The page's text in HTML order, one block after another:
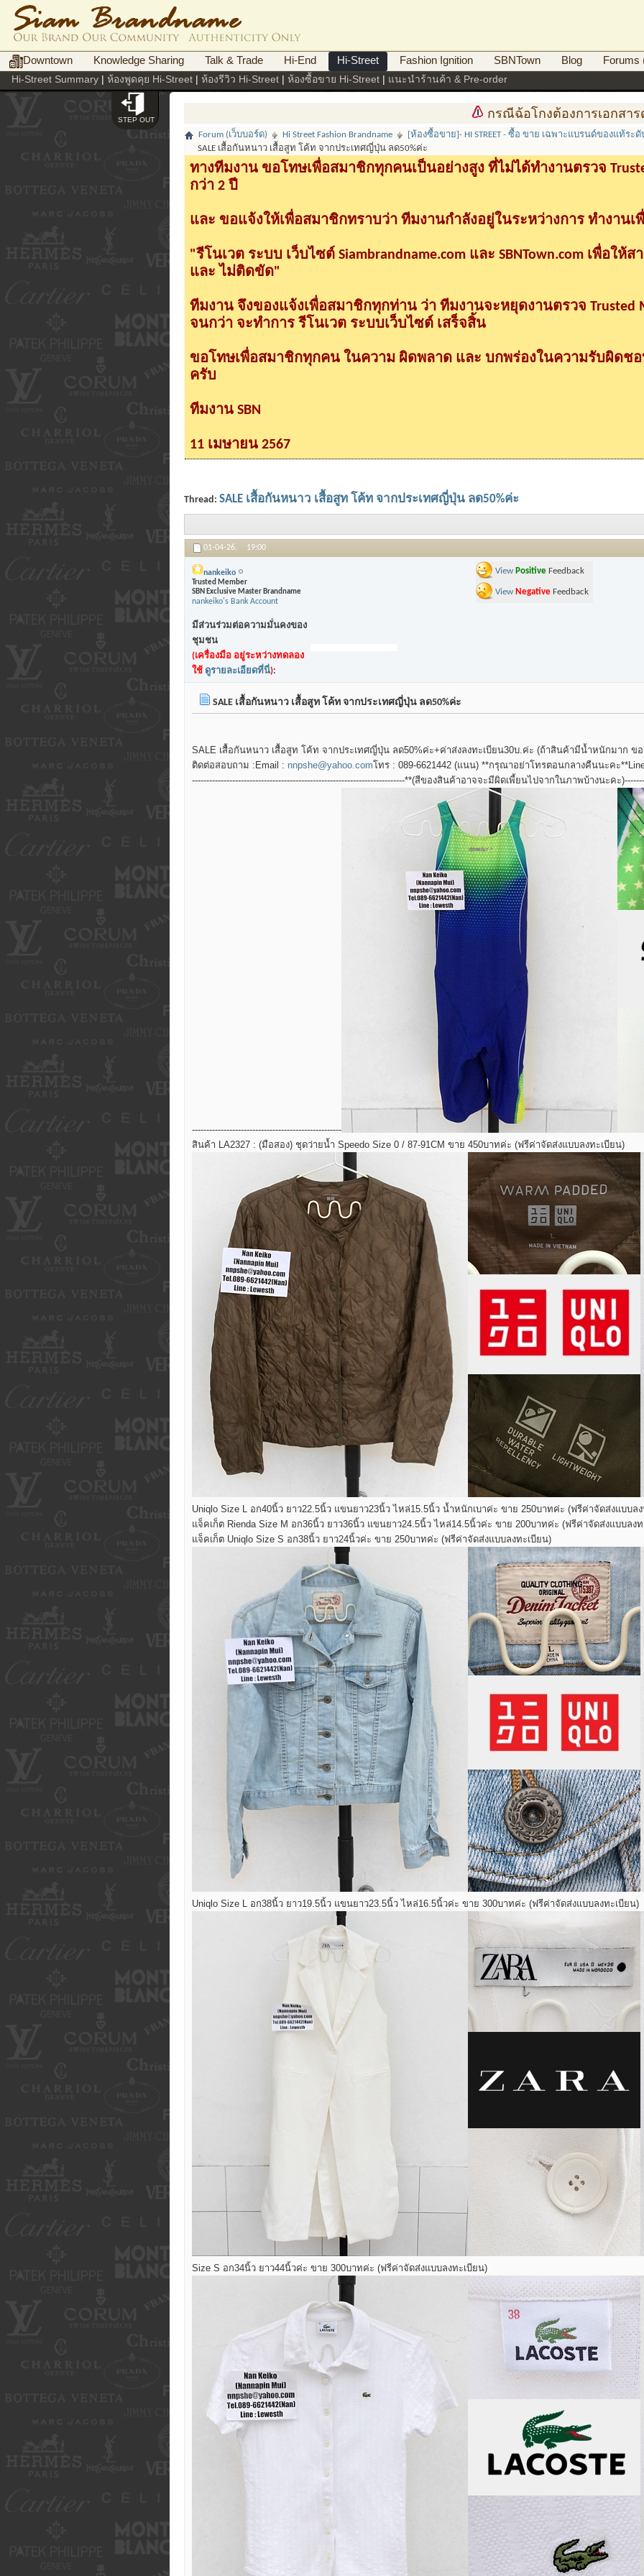
Downtown Knowledge Sharing Talk & Trade Hi-End Hi-Street Fashion Ignition SBNTown Blog
Forums
Hi-Street Summary | ห้องพูดคุย Hi-Street | ห้องรีวิว Hi-Street | ห้องซื้อขาย Hi-Street | แนะนำร้านค้า & Pre-order
STEP OUT กรณีฉ้อโกงต้องการเอกสารดำเนินคดีทา
Forum (เว็บบอร์ด) Hi Street Fashion Brandname
[ห้องซื้อขาย]- HI STREET - ซื้อ ขาย เฉพาะแบรนด์ของแท้ร
SALE เสื้อกันหนาว เสื้อสูท โค้ท จากประเทศญี่ปุ่น ลด50%ค่ะ
ทางทีมงาน ขอโทษเพื่อสมาชิกทุกคนเป็นอย่างสูง ที่ไม่ได้ทำงานตรวจ
กว่า 2 ปี
และ ขอแจ้งให้เพื่อสมาชิกทราบว่า ทีมงานกำลังอยู่ในระหว่างการ ทำงานเ
"รีโนเวต ระบบ เว็บไซต์ Siambrandname.com และ SBNTown.com เพื่อให้
และ ไม่ติดขัด"
ทีมงาน จึงของแจ้งเพื่อสมาชิกทุกท่าน ว่า ทีมงานจะหยุดงานตรวจ Trusted
จนกว่า จะทำการ รีโนเวต ระบบเว็บไซต์ เสร็จสิ้น
ขอโทษเพื่อสมาชิกทุกคน ในความ ผิดพลาด และ บกพร่องในความรับผิดช
ครับ
ทีมงาน SBN
11 เมษายน 2567
Thread: SALE เสื้อกันหนาว เสื้อสูท โค้ท จากประเทศญี่ปุ่น ลด50%ค่ะ
01-04-26, 19:00
nankeiko
Trusted Member
SBN Exclusive Master Brandname
nankeiko's Bank Account
มีส่วนร่วมต่อความมั่นคงของ
ชุมชน
(เครื่องมือ อยู่ระหว่างทดลอง
ใช้ ดูรายละเอียดที่นี่):
View Positive Feedback
View Negative Feedback
SALE เสื้อกันหนาว เสื้อสูท โค้ท จากประเทศญี่ปุ่น ลด50%ค่ะ
SALE เสื้อกันหนาว เสื้อสูท โค้ท จากประเทศญี่ปุ่น ลด50%ค่ะ+ค่าส่งลงทะเบียน30บ.ค่ะ (ถ้าสินค้ามีน้ำหนักมาก
ติดต่อสอบถาม :Email : nnpshe@yahoo.comโทร : 089-6621442 (แนน) **กรุณาอย่าโทรตอนกลางคืนนะคะ**Line :
--------------------------------------------------------------------------**(สีของสินค้าอาจจะมีผิดเพี้ยนไปจากในภาพบ้างนะคะ
----------------------------------------------------
สินค้า LA2327 : (มือสอง) ชุดว่ายน้ำ Speedo Size 0 / 87-91CM ขาย 450บาทค่ะ (ฟรีค่าจัดส่งแบบลงทะเบียน)
Uniqlo Size L อก40นิ้ว ยาว22.5นิ้ว แขนยาว23นิ้ว ไหล่15.5นิ้ว น้ำหนักเบาค่ะ ขาย 250บาทค่ะ (ฟรีค่าจัดส่งแบบลง
แจ็คเก็ต Rienda Size M อก36นิ้ว ยาว36นิ้ว แขนยาว24.5นิ้ว ไหล่14.5นิ้วค่ะ ขาย 200บาทค่ะ (ฟรีค่าจัดส่งแบบลงท
แจ็คเก็ต Uniqlo Size S อก38นิ้ว ยาว24นิ้วค่ะ ขาย 250บาทค่ะ (ฟรีค่าจัดส่งแบบลงทะเบียน)
Uniqlo Size L อก38นิ้ว ยาว19.5นิ้ว แขนยาว23.5นิ้ว ไหล่16.5นิ้วค่ะ ขาย 300บาทค่ะ (ฟรีค่าจัดส่งแบบลงทะเบียน)
Size S อก34นิ้ว ยาว44นิ้วค่ะ ขาย 300บาทค่ะ (ฟรีค่าจัดส่งแบบลงทะเบียน)